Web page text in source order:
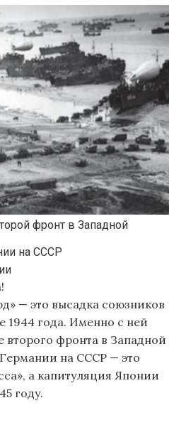
фронт в Западной
на СССР
— это высадка союзников
года. Именно с ней
второго фронта в Западной
на СССР — это
а капитуляция Японии
году.